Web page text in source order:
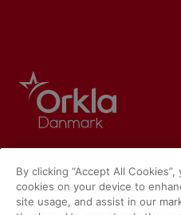
By clicking “Accept All
cookies on your device to
site usage, and assist in our